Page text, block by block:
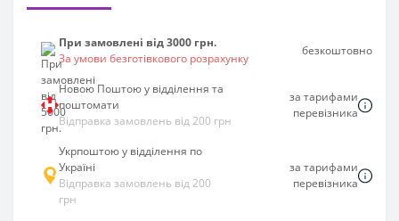
При замовлені від 3000 грн.
За умови безготівкового розрахунку
безкоштовно
Новою Поштою у відділення та
поштомати
Відправка замовлень від 200 грн
за тарифами
перевізника
Укрпоштою у відділення по
Україні
Відправка замовлень від 200
грн
за тарифами
перевізника